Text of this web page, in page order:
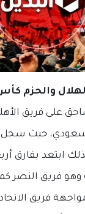
والحزم
على فريق
حيث سجل
ابتعد بفارق
وهو فريق النصر
فريق